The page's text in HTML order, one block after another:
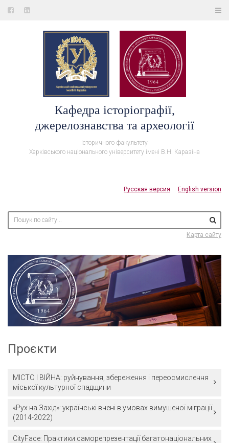
Кафедра історіографії,
джерелознавства та археології
Історичного факультету
Харківського національного університету імені В.Н. Каразіна
Русская версия English version
Карта сайту
Проєкти
МІСТО І ВІЙНА: руйнування, збереження і переосмислення
міської культурної спадщини
«Рух на Захід»: українські вчені в умовах вимушеної міграції
(2014-2022)
CityFace: Практики саморепрезентації багатонаціональних